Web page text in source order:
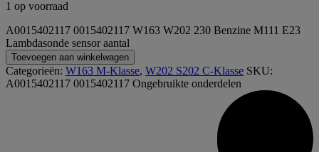
1 op voorraad
A0015402117 0015402117 W163 W202 230 Benzine M111 E23
Lambdasonde sensor aantal
Toevoegen aan winkelwagen
Categorieën: W163 M-Klasse, W202 S202 C-Klasse SKU:
A0015402117 0015402117 Ongebruikte onderdelen